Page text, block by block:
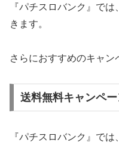
『パチスロバンク』で
きます。
さらにおすすめのキャン
送料無料キャンペ
『パチスロバンク』で